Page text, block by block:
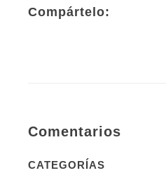
Compártelo:
Comentarios
CATEGORÍAS